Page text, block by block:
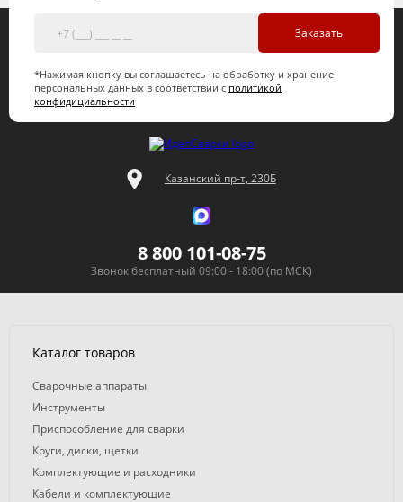
Заказать
*Нажимая кнопку вы соглашаетесь на обработку и хранение
персональных данных в соответствии с политикой
конфидициальности
Казанский пр-т, 230Б
8 800 101-08-75
Звонок бесплатный 09:00 - 18:00 (по МСК)
Каталог товаров
Сварочные аппараты
Инструменты
Приспособление для сварки
Круги, диски, щетки
Комплектующие и расходники
Кабели и комплектующие